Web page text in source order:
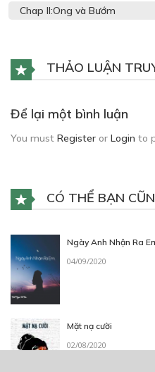
THẢO LUẬN
Để lại một bình luận
You must Register or Login to
CÓ THỂ BẠN
Ngày Anh Nhận Ra
04/09/2020
Mặt nạ cười
02/08/2020